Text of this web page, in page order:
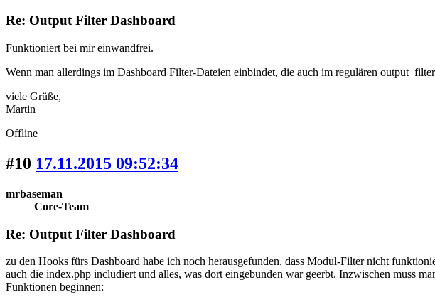
Re: Output Filter Dashboard
Funktioniert bei mir einwandfrei.
Wenn man allerdings im Dashboard Filter-Dateien einbindet, die auch im regulären
viele Grüße,
Martin
Offline
#10 17.11.2015 09:52:34
mrbaseman
Core-Team
Re: Output Filter Dashboard
zu den Hooks fürs Dashboard habe ich noch herausgefunden, dass Modul-Filter nicht
auch die index.php includiert und alles, was dort eingebunden war geerbt. Inzwischen muss
Funktionen beginnen: